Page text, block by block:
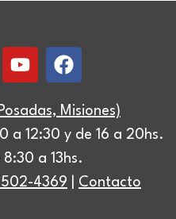
YoutubeFacebook
Misiones)
a 12:30 y de 16 a 20hs.
a 13hs.
4369 Contacto